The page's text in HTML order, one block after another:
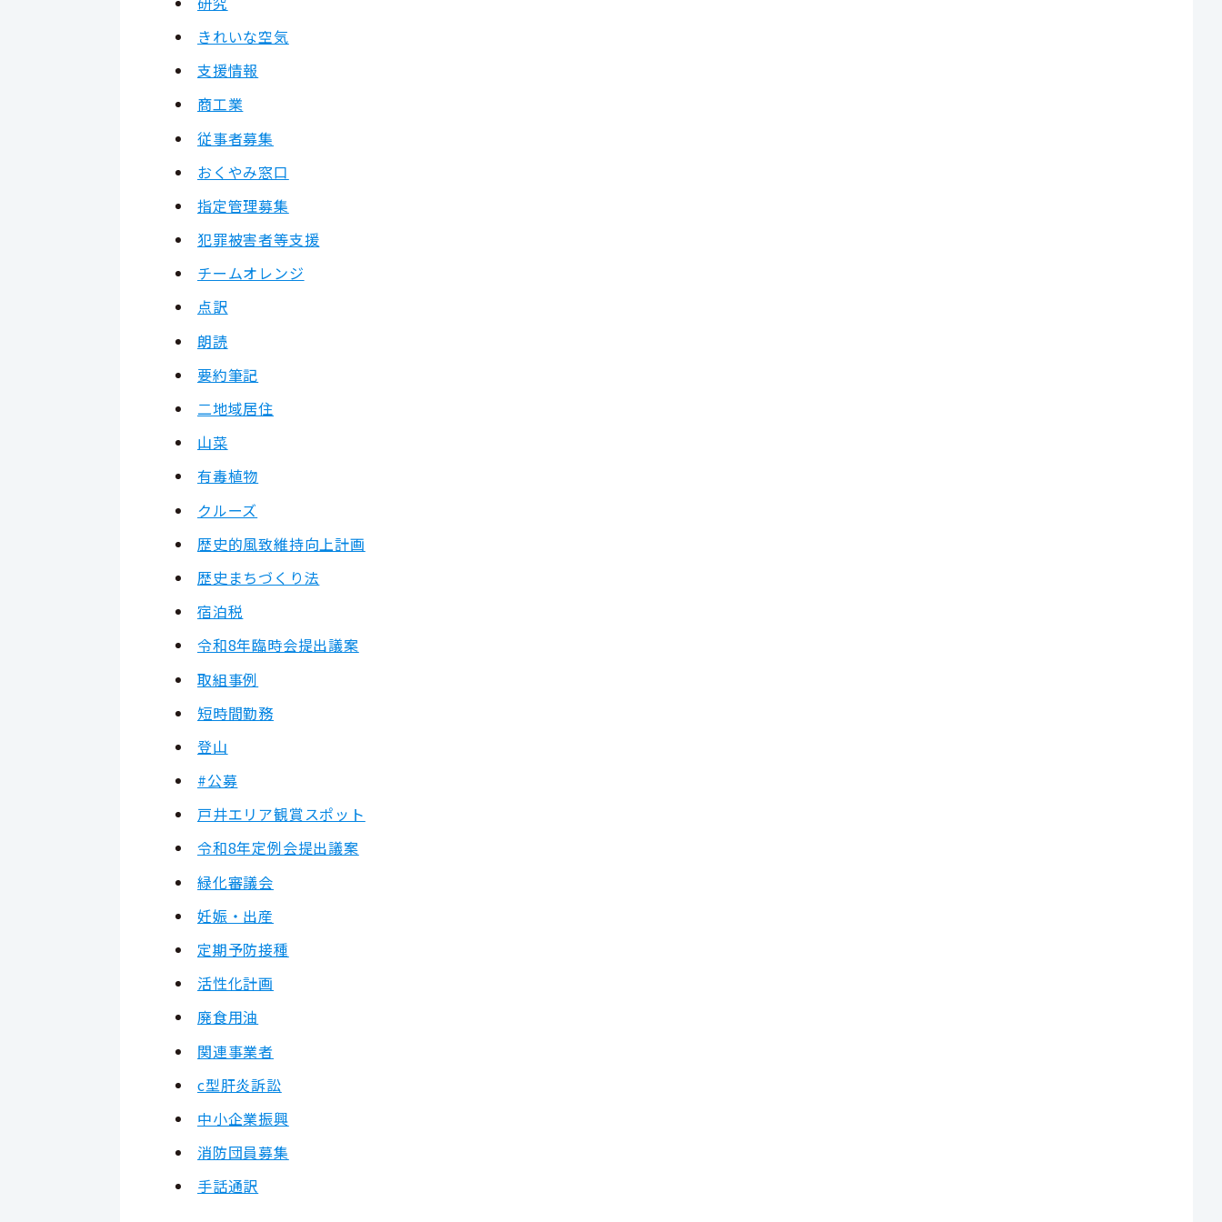
きれいな空気
支援情報
商工業
従事者募集
おくやみ窓口
指定管理募集
犯罪被害者等支援
チームオレンジ
点訳
朗読
要約筆記
二地域居住
山菜
有毒植物
クルーズ
歴史的風致維持向上計画
歴史まちづくり法
宿泊税
令和8年臨時会提出議案
取組事例
短時間勤務
登山
#公募
戸井エリア観賞スポット
令和8年定例会提出議案
緑化審議会
妊娠・出産
定期予防接種
活性化計画
廃食用油
関連事業者
c型肝炎訴訟
中小企業振興
消防団員募集
手話通訳